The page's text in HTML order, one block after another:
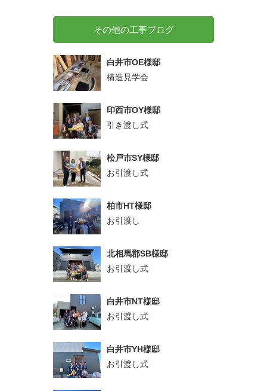
その他の工事ブログ
白井市OE様邸
構造見学会
印西市OY様邸
引き渡し式
松戸市SY様邸
お引渡し式
柏市HT様邸
お引渡し
北相馬郡SB様邸
お引渡し式
白井市NT様邸
お引渡し式
白井市YH様邸
お引渡し式